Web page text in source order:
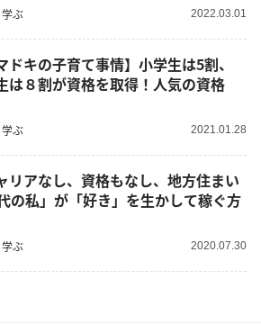
ぶ 2022.03.01
ドキの子育て事情】小学生は5割、
は８割が資格を取得！人気の資格
ぶ 2021.01.28
リアなし、資格もなし、地方住まい
の私」が「好き」を生かして稼ぐ方
ぶ 2020.07.30